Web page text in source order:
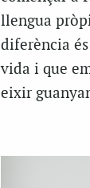
llengua
diferència
vida i que
eixir